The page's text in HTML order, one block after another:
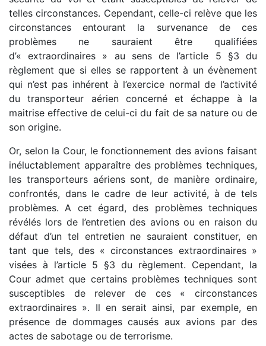
telles circonstances. Cependant, celle-ci relève que les
circonstances entourant la survenance de ces
problèmes ne sauraient être qualifiées
d’« extraordinaires » au sens de l’article 5 §3 du
règlement que si elles se rapportent à un évènement
qui n’est pas inhérent à l’exercice normal de l’activité
du transporteur aérien concerné et échappe à la
maitrise effective de celui-ci du fait de sa nature ou de
son origine.
Or, selon la Cour, le fonctionnement des avions faisant
inéluctablement apparaître des problèmes techniques,
les transporteurs aériens sont, de manière ordinaire,
confrontés, dans le cadre de leur activité, à de tels
problèmes. A cet égard, des problèmes techniques
révélés lors de l’entretien des avions ou en raison du
défaut d’un tel entretien ne sauraient constituer, en
tant que tels, des « circonstances extraordinaires »
visées à l’article 5 §3 du règlement. Cependant, la
Cour admet que certains problèmes techniques sont
susceptibles de relever de ces « circonstances
extraordinaires ». Il en serait ainsi, par exemple, en
présence de dommages causés aux avions par des
actes de sabotage ou de terrorisme.